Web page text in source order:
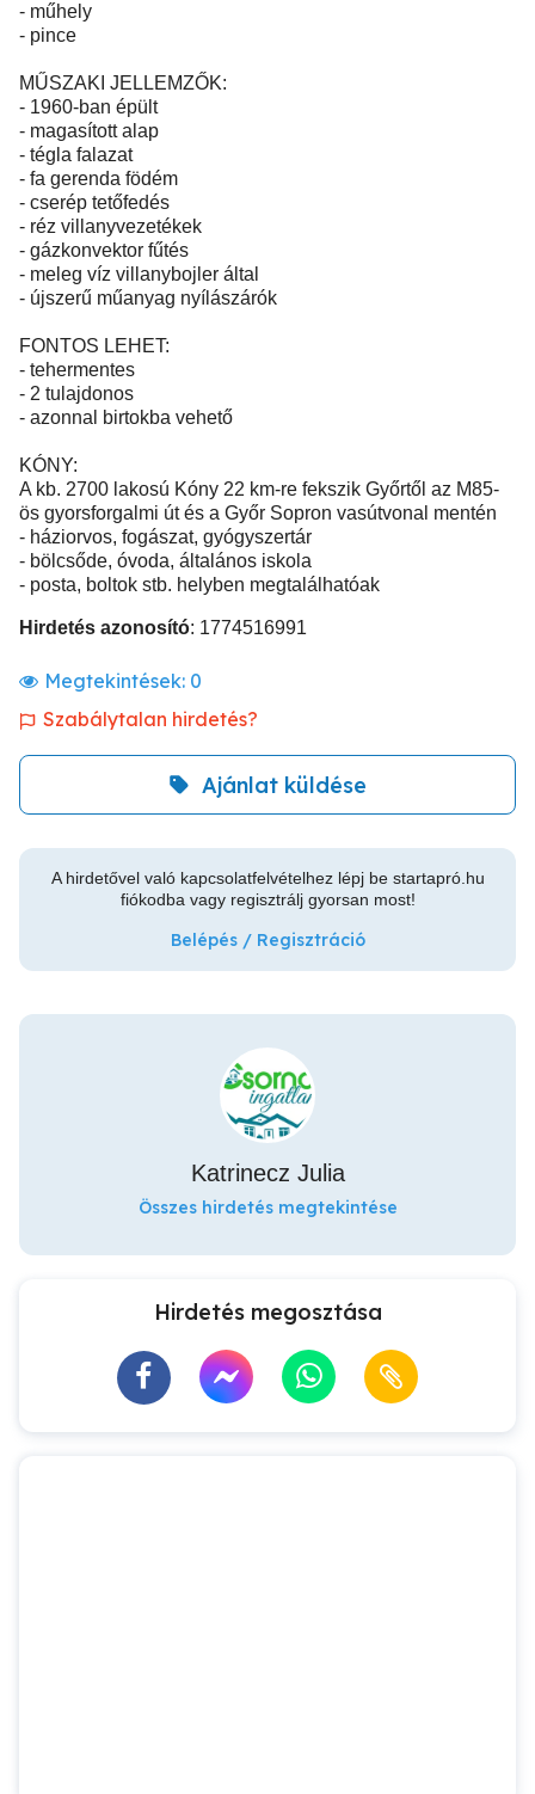
- műhely
- pince
MŰSZAKI JELLEMZŐK:
- 1960-ban épült
- magasított alap
- tégla falazat
- fa gerenda födém
- cserép tetőfedés
- réz villanyvezetékek
- gázkonvektor fűtés
- meleg víz villanybojler által
- újszerű műanyag nyílászárók
FONTOS LEHET:
- tehermentes
- 2 tulajdonos
- azonnal birtokba vehető
KÓNY:
A kb. 2700 lakosú Kóny 22 km-re fekszik Győrtől az M85-
ös gyorsforgalmi út és a Győr Sopron vasútvonal mentén
- háziorvos, fogászat, gyógyszertár
- bölcsőde, óvoda, általános iskola
- posta, boltok stb. helyben megtalálhatóak
Hirdetés azonosító: 1774516991
Megtekintések: 0
Szabálytalan hirdetés?
Ajánlat küldése
A hirdetővel való kapcsolatfelvételhez lépj be startapró.hu
fiókodba vagy regisztrálj gyorsan most!
Belépés / Regisztráció
Katrinecz Julia
Összes hirdetés megtekintése
Hirdetés megosztása